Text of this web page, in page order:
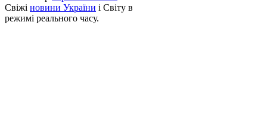
Свіжі новини України і Світу в
режимі реального часу.